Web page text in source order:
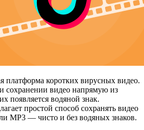
коротких вирусных видео.
сохранении видео напрямую из
появляется водяной знак.
простой способ сохранять видео
MP3 — чисто и без водяных знаков.